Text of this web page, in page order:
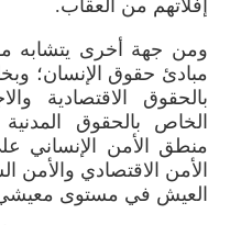
إفلاتهم من العقاب.
ومن جهة أخرى يتشابه
مبادئ حقوق الإنسان؛
بالحقوق الاقتصادية
الخاص بالحقوق
منطق الأمن الإنساني
الأمن الاقتصادي
العيش في مستوى معيشي